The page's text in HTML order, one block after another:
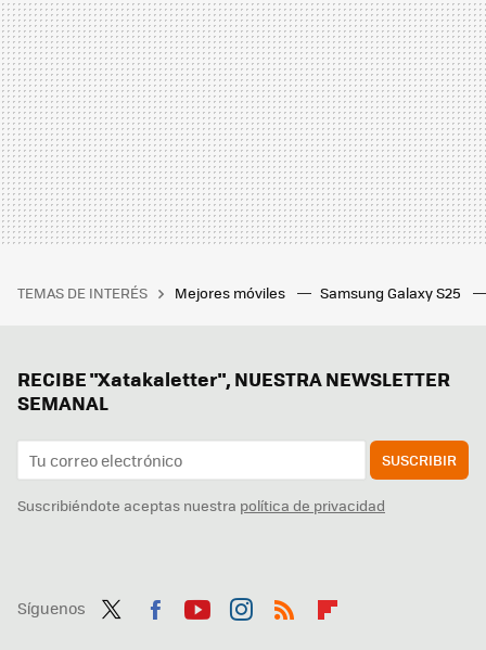
TEMAS DE INTERÉS Mejores móviles Samsung Galaxy S25
RECIBE "Xatakaletter", NUESTRA NEWSLETTER
SEMANAL
SUSCRIBIR
Suscribiéndote aceptas nuestra política de privacidad
Síguenos